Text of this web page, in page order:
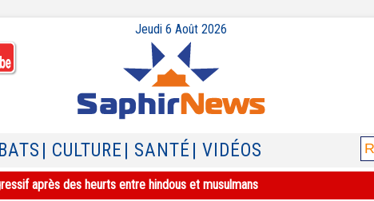
Jeudi 6 Août 2026
| CULTURE | SANTÉ | VIDÉOS
après des heurts entre hindous et musulmans